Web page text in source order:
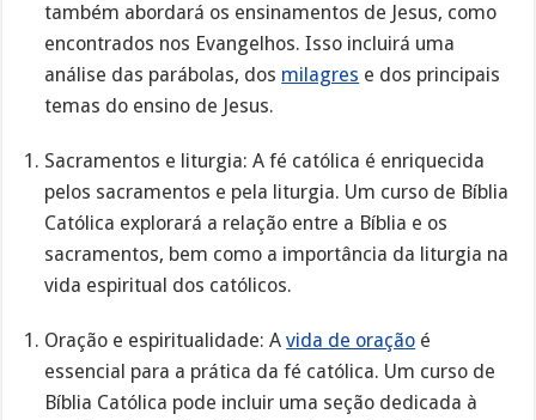
também abordará os ensinamentos de Jesus, como
encontrados nos Evangelhos. Isso incluirá uma
análise das parábolas, dos milagres e dos principais
temas do ensino de Jesus.
Sacramentos e liturgia: A fé católica é enriquecida
pelos sacramentos e pela liturgia. Um curso de Bíblia
Católica explorará a relação entre a Bíblia e os
sacramentos, bem como a importância da liturgia na
vida espiritual dos católicos.
Oração e espiritualidade: Avida de oração é
essencial para a prática da fé católica. Um curso de
Bíblia Católica pode incluir uma seção dedicada à